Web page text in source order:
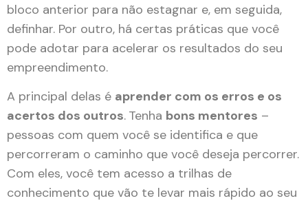
bloco anterior para não estagnar e, em seguida,
definhar. Por outro, há certas práticas que você
pode adotar para acelerar os resultados do seu
empreendimento.
A principal delas é aprender com os erros e os
acertos dos outros. Tenha bons mentores –
pessoas com quem você se identifica e que
percorreram o caminho que você deseja percorrer.
Com eles, você tem acesso a trilhas de
conhecimento que vão te levar mais rápido ao seu